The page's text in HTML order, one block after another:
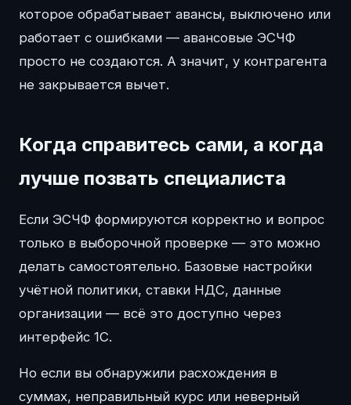
которое обрабатывает авансы, выключено или
работает с ошибками — авансовые ЭСЧФ
просто не создаются. А значит, у контрагента
не закрывается вычет.
Когда справитесь сами, а когда
лучше позвать специалиста
Если ЭСЧФ формируются корректно и вопрос
только в выборочной проверке — это можно
делать самостоятельно. Базовые настройки
учётной политики, ставки НДС, данные
организации — всё это доступно через
интерфейс 1С.
Но если вы обнаружили расхождения в
суммах, неправильный курс или неверный